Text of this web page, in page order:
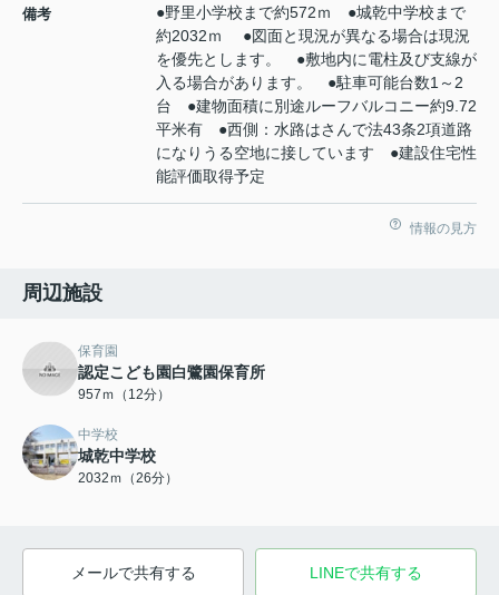
備考
●野里小学校まで約572ｍ ●城乾中学校まで
約2032ｍ ●図面と現況が異なる場合は現況
を優先とします。 ●敷地内に電柱及び支線が
入る場合があります。 ●駐車可能台数1～2
台 ●建物面積に別途ルーフバルコニー約9.72
平米有 ●西側：水路はさんで法43条2項道路
になりうる空地に接しています ●建設住宅性
能評価取得予定
情報の見方
周辺施設
保育園
認定こども園白鷺園保育所
957ｍ（12分）
中学校
城乾中学校
2032ｍ（26分）
メールで共有する LINEで共有する